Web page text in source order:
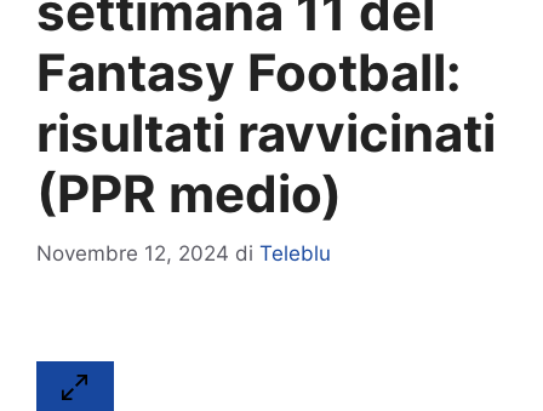
Fantasy Football:
risultati ravvicinati
(PPR medio)
Novembre 12, 2024 di Teleblu